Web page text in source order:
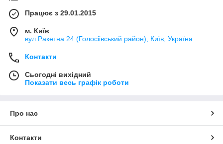
Працює з 29.01.2015
м. Київ
вул.Ракетна 24 (Голосіівський район), Київ, Україна
Контакти
Сьогодні вихідний
Показати весь графік роботи
Про нас
Контакти